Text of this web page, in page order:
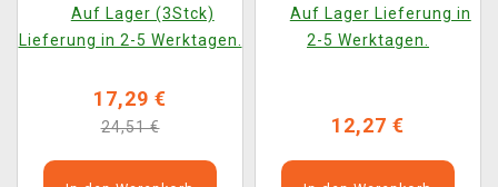
Auf Lager (3Stck)
Lieferung in 2-5 Werktagen.
17,29 €
24,51 €
Auf Lager Lieferung in
2-5 Werktagen.
12,27 €